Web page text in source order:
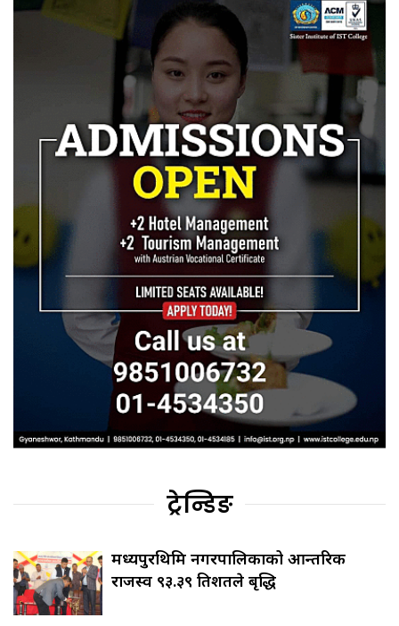
ट्रेन्डिङ
मध्यपुरथिमि नगरपालिकाको आन्तरिक
राजस्व ९३.३९ प्रतिशतले बृद्धि